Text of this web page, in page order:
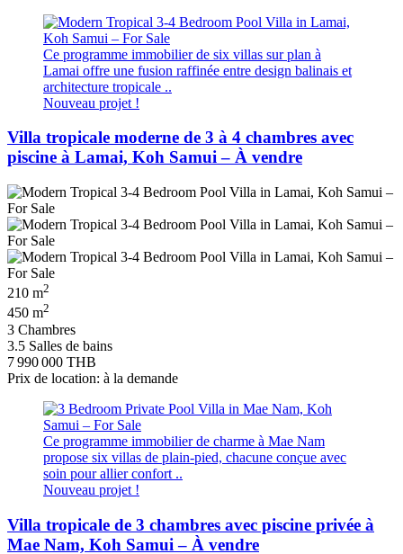
Ce programme immobilier de six villas sur plan à
Lamai offre une fusion raffinée entre design balinais et
architecture tropicale ..
Nouveau projet !
Villa tropicale moderne de 3 à 4 chambres avec
piscine à Lamai, Koh Samui – À vendre
210 m2
450 m2
3 Chambres
3.5 Salles de bains
7 990 000 THB
Prix de location: à la demande
Ce programme immobilier de charme à Mae Nam
propose six villas de plain-pied, chacune conçue avec
soin pour allier confort ..
Nouveau projet !
Villa tropicale de 3 chambres avec piscine privée à
Mae Nam, Koh Samui – À vendre